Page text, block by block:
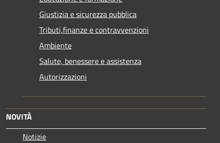
Giustizia e sicurezza pubblica
Tributi,finanze e contravvenzioni
Ambiente
Salute, benessere e assistenza
Autorizzazioni
NOVITÀ
Notizie